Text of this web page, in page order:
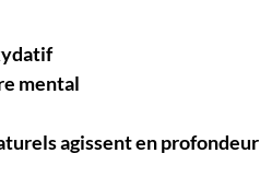
mental
agissent en profondeur